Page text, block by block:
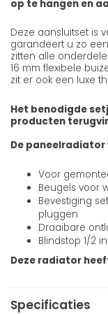
op te hangen en
Deze aansluitset is
garandeert u zo
zitten alle
16 mm flexibele
zit er ook een luxe
Het benodigde
producten
De
Voor
Beugels voor
Bevestiging
pluggen
Draaibare
Blindstop 1/2
Deze radiator
Specificaties